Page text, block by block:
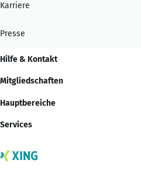
Karriere
Presse
Hilfe & Kontakt
Mitgliedschaften
Hauptbereiche
Services